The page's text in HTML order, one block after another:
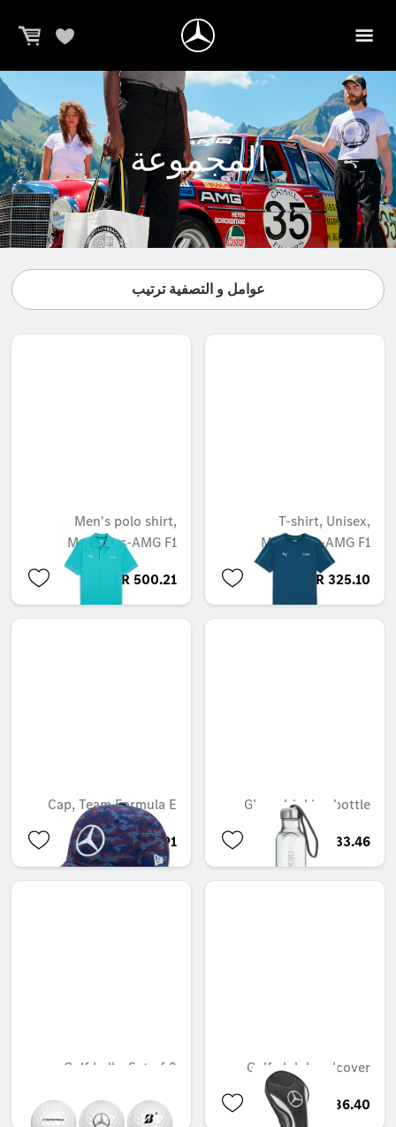
المجموعة
عوامل و التصفية ترتيب
T-shirt, Unisex,
Mercedes-AMG F1
QAR 325.10
Men's polo shirt,
Mercedes-AMG F1
QAR 500.21
Glass drinking bottle
QAR 233.46
Cap, Team Formula E
QAR 400.91
Golf club headcover
QAR 186.40
Golf balls, Set of 3
QAR 150.55